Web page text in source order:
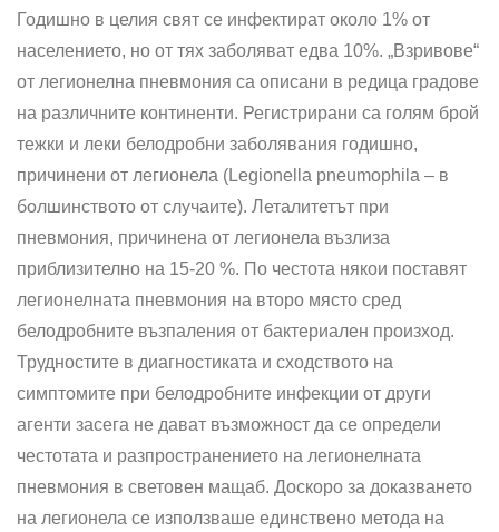
Годишно в целия свят се инфектират около 1% от
населението, но от тях заболяват едва 10%. „Взривове“
от легионелна пневмония са описани в редица градове
на различните континенти. Регистрирани са голям брой
тежки и леки белодробни забо­лявания годишно,
причинени от легионела (Legionella pneu­mophila – в
болшинството от случаите). Леталитетът при
пневмония, причинена от легионела възлиза
приблизително на 15-20 %. По честота някои поставят
легионелната пневмония на второ място сред
белодробните възпаления от бактериален произход.
Труд­ностите в диагностиката и сходството на
симптомите при белодробните инфекции от други
агенти засега не дават възможност да се определи
честотата и разпространението на легионелната
пневмония в световен мащаб. Доскоро за доказването
на легионела се използваше единствено метода на